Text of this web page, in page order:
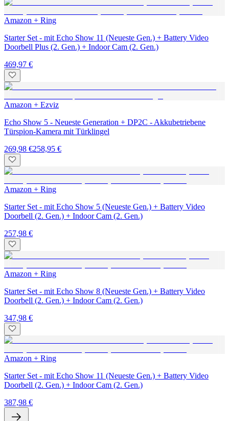
Amazon + Ring
Starter Set - mit Echo Show 11 (Neueste Gen.) + Battery Video
Doorbell Plus (2. Gen.) + Indoor Cam (2. Gen.)
469,97 €
Amazon + Ezviz
Echo Show 5 - Neueste Generation + DP2C - Akkubetriebene
Türspion-Kamera mit Türklingel
269,98 €258,95 €
Amazon + Ring
Starter Set - mit Echo Show 5 (Neueste Gen.) + Battery Video
Doorbell (2. Gen.) + Indoor Cam (2. Gen.)
257,98 €
Amazon + Ring
Starter Set - mit Echo Show 8 (Neueste Gen.) + Battery Video
Doorbell (2. Gen.) + Indoor Cam (2. Gen.)
347,98 €
Amazon + Ring
Starter Set - mit Echo Show 11 (Neueste Gen.) + Battery Video
Doorbell (2. Gen.) + Indoor Cam (2. Gen.)
387,98 €